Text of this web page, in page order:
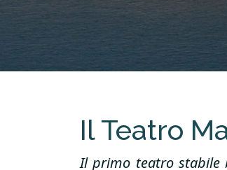
Il Teatro
Il primo teatro stabile